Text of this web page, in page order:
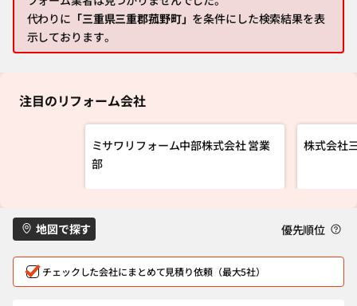
代わりに 「三重県三重郡菰野町」 を条件にした検索結果を表
示しております。
注目のリフォーム会社
ミサワリフォーム中部株式会社 営業
部
株式会社
地図で探す 優先順位
チェックした会社にまとめて見積り依頼（最大5社）